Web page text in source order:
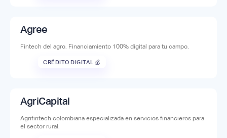
Agree
Fintech del agro. Financiamiento 100% digital para tu campo.
CRÉDITO DIGITAL 💰
AgriCapital
Agrifintech colombiana especializada en servicios financieros para
el sector rural.